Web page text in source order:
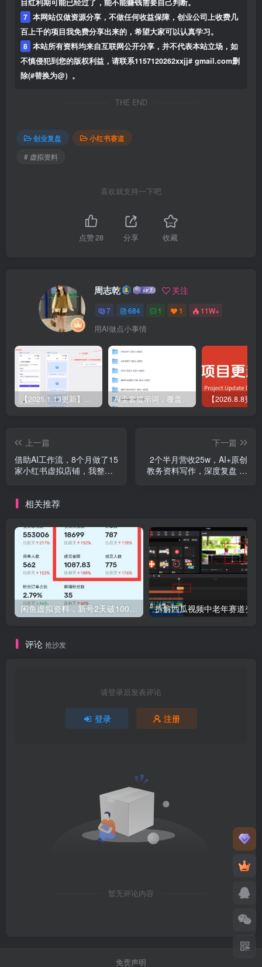
目红利期可能已经过了，能不能赚钱需要自己判断。
7 本网站仅做资源分享，不做任何收益保障，创业公司上收费几
百上千的项目我免费分享出来的，希望大家可以认真学习。
8 本站所有资料均来自互联网公开分享，并不代表本站立场，如
不慎侵犯到您的版权利益，请联系1157120262xxjj# gmail.com删
除(#替换为@）。
THE END
创业复盘
小红书赛道
# 虚拟资料
喜欢就支持一下吧
点赞28 分享 收藏
周志乾 关注
7 684 1 1 11W+
用AI做点小事情
【2025.1.13更新】Coze应用实战 如何利用coze应用功能，开发一个小程序，并发布到微信 AI全套提示词，覆盖微头条、小说、短视频脚本等32+创作场景
上一篇
借助AI工作流，8个月做了15
家小红书虚拟店铺，我整理
下一篇
2个半月营收25w，AI+原创
教务资料写作，深度复盘 全
相关推荐
闲鱼虚拟资料，新号2天破100单，利润近600的爆款5大选品方法，外加单人批量实操技巧分享
评论 抢沙发
请登录后发表评论
登录 注册
暂无评论内容
免责声明